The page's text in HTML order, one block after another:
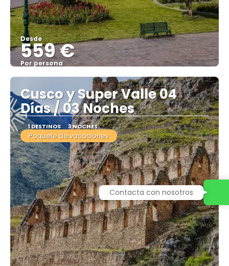
Desde
559 €
Por persona
Ver
Cusco y Super Valle 04
Días / 03 Noches
1 DESTINOS 3 NOCHES
Paquete de vacaciones
Contacta con nosotros